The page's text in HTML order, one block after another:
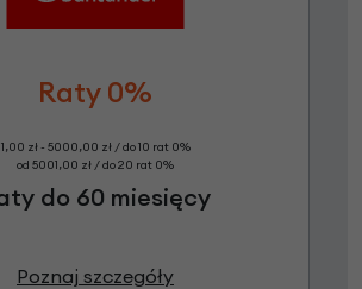
Raty 0%
1,00 zł - 5000,00 zł / do 10 rat 0%
od 5001,00 zł / do 20 rat 0%
do 60 miesięcy
Poznaj szczegóły